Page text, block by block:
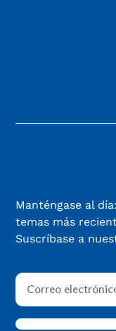
Manténgase al
temas más
Suscríbase a